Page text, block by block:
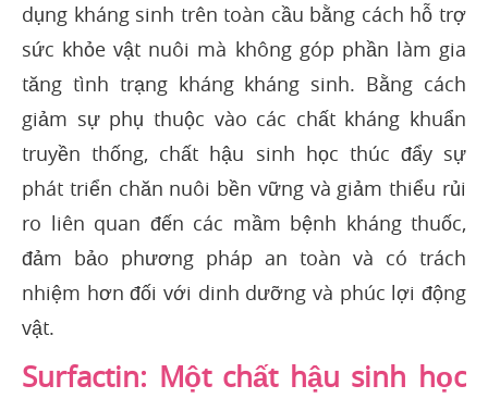
dụng kháng sinh trên toàn cầu bằng cách hỗ trợ
sức khỏe vật nuôi mà không góp phần làm gia
tăng tình trạng kháng kháng sinh. Bằng cách
giảm sự phụ thuộc vào các chất kháng khuẩn
truyền thống, chất hậu sinh học thúc đẩy sự
phát triển chăn nuôi bền vững và giảm thiểu rủi
ro liên quan đến các mầm bệnh kháng thuốc,
đảm bảo phương pháp an toàn và có trách
nhiệm hơn đối với dinh dưỡng và phúc lợi động
vật.
Surfactin: Một chất hậu sinh học